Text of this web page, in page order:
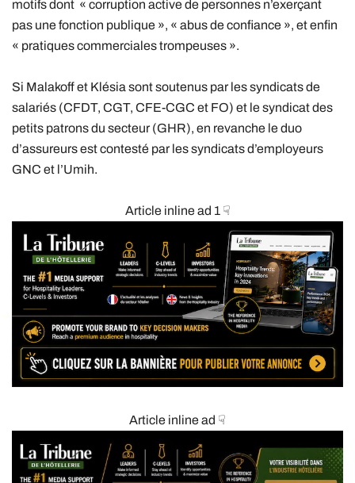
motifs dont « corruption active de personnes n’exerçant
pas une fonction publique », « abus de confiance », et enfin
« pratiques commerciales trompeuses ».
Si Malakoff et Klésia sont soutenus par les syndicats de
salariés (CFDT, CGT, CFE-CGC et FO) et le syndicat des
petits patrons du secteur (GHR), en revanche le duo
d’assureurs est contesté par les syndicats d’employeurs
GNC et l’Umih.
Article inline ad 1 ☟
Article inline ad ☟